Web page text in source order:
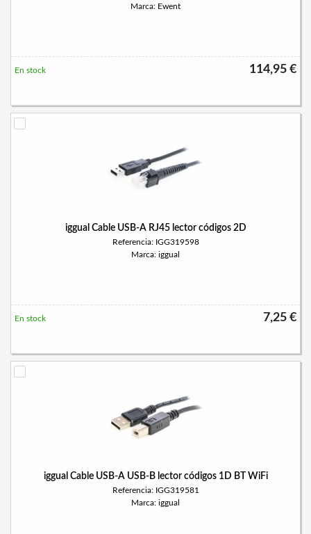
Marca: Ewent
114,95 €
En stock
iggual Cable USB-A RJ45 lector códigos 2D
Referencia: IGG319598
Marca: iggual
7,25 €
En stock
iggual Cable USB-A USB-B lector códigos 1D BT WiFi
Referencia: IGG319581
Marca: iggual